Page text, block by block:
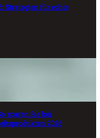
Strategien für echte
sparen Sie bei
2026